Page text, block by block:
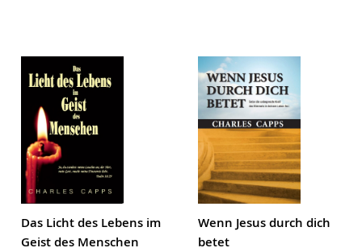
Das Licht des Lebens im
Geist des Menschen
Wenn Jesus durch dich
betet